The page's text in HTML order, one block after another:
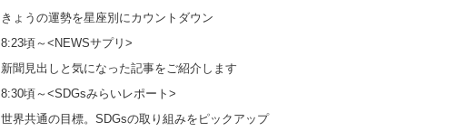
きょうの運勢を星座別にカウントダウン
8:23頃～<NEWSサプリ>
新聞見出しと気になった記事をご紹介します
8:30頃～<SDGsみらいレポート>
世界共通の目標。SDGsの取り組みをピックアップ